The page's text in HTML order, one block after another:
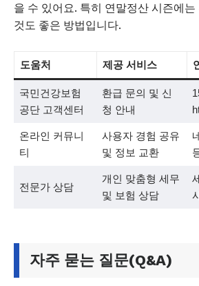
을 수 있어요. 특히 연말정산 시즌에
것도 좋은 방법입니다.
도움처 제공 서비스
국민건강보험
공단 고객센터
환급 문의 및 신
청 안내
온라인 커뮤니
티
사용자 경험 공유
및 정보 교환
전문가 상담
개인 맞춤형 세무
및 보험 상담
자주 묻는 질문(Q&A)